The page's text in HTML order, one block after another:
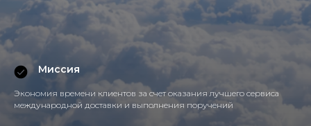
Миссия
Экономия времени клиентов за счет оказания лучшего сервиса
международной доставки и выполнения поручений